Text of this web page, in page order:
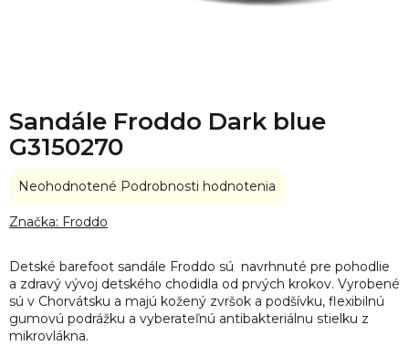
Sandále Froddo Dark blue
G3150270
Detské barefoot sandále Froddo sú navrhnuté pre pohodlie
a zdravý vývoj detského chodidla od prvých krokov. Vyrobené
sú v Chorvátsku a majú kožený zvršok a podšívku, flexibilnú
gumovú podrážku a vyberateľnú antibakteriálnu stielku z
mikrovlákna.
Priemerné
produktu
z
5
hviezdičiek.
Neohodnotené Podrobnosti hodnotenia
Značka: Froddo